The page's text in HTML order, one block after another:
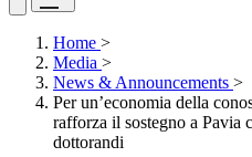
Home >
Media >
News & Announcements >
Per un’economia della
rafforza il sostegno a Pavia
dottorandi